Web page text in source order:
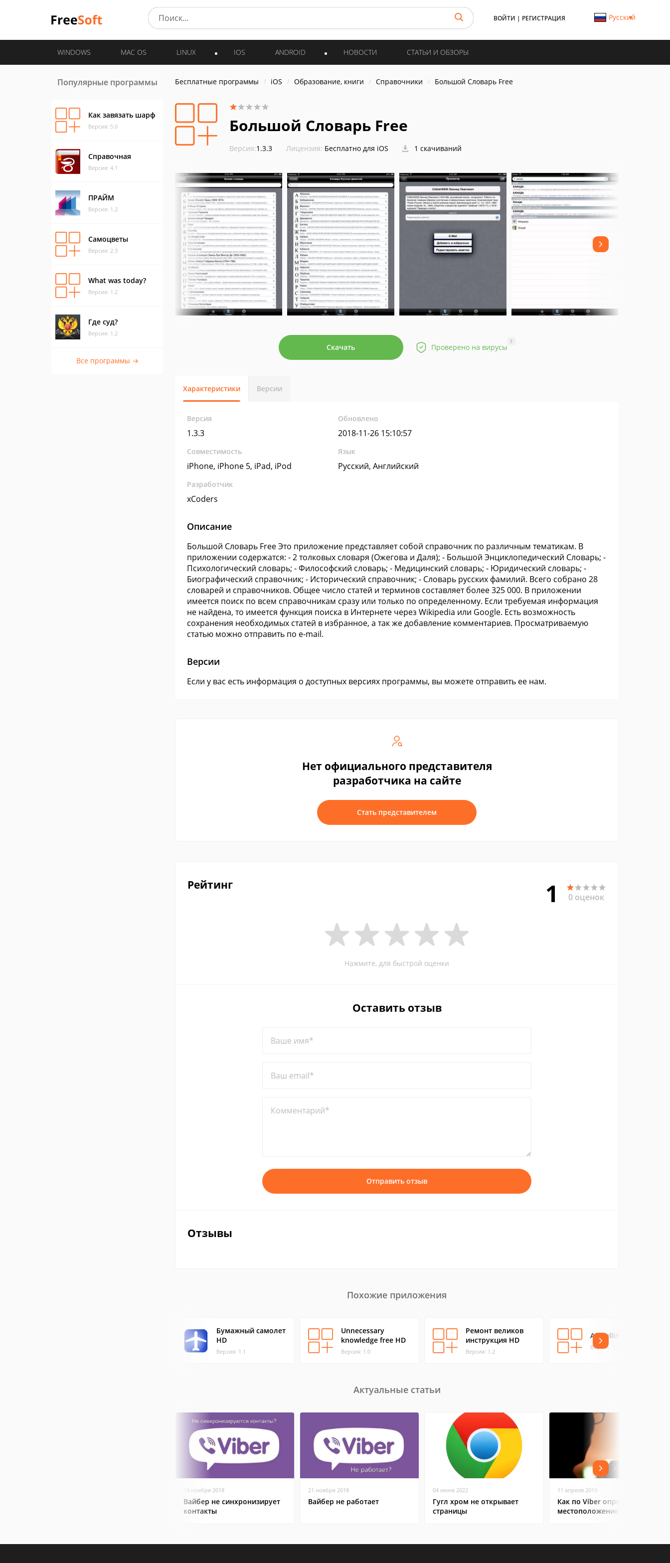
ВОЙТИ | РЕГИСТРАЦИЯ Русский
WINDOWS MAC OS LINUX IOS ANDROID НОВОСТИ СТАТЬИ И ОБЗОРЫ
Популярные программы
Как завязать шарф
Версия: 5.0
Справочная
Версия: 4.1
ПРАЙМ
Версия: 1.2
Самоцветы
Версия: 2.3
What was today?
Версия: 1.2
Где суд?
Версия: 1.2
Все программы →
Бесплатные программы iOS Образование, книги Справочники Большой Словарь Free
Большой Словарь Free
Версия:1.3.3 Лицензия: Бесплатно для iOS 1 скачиваний
Скачать Проверено на вирусы
?
Характеристики Версии
Версия
1.3.3
Обновлено
2018-11-26 15:10:57
Совместимость
iPhone, iPhone 5, iPad, iPod
Язык
Русский, Английский
Разработчик
xCoders
Описание
Большой Словарь Free Это приложение представляет собой справочник по различным тематикам. В
приложении содержатся: - 2 толковых словаря (Ожегова и Даля); - Большой Энциклопедический Словарь; -
Психологический словарь; - Философский словарь; - Медицинский словарь; - Юридический словарь; -
Биографический справочник; - Исторический справочник; - Словарь русских фамилий. Всего собрано 28
словарей и справочников. Общее число статей и терминов составляет более 325 000. В приложении
имеется поиск по всем справочникам сразу или только по определенному. Если требуемая информация
не найдена, то имеется функция поиска в Интернете через Wikipedia или Google. Есть возможность
сохранения необходимых статей в избранное, а так же добавление комментариев. Просматриваемую
статью можно отправить по e-mail.
Версии
Если у вас есть информация о доступных версиях программы, вы можете отправить ее нам.
Нет официального представителя
разработчика на сайте
Стать представителем
Рейтинг 1 0 оценок
Нажмите, для быстрой оценки
Оставить отзыв
Ваше имя*
Ваш email*
Комментарий*
Отправить отзыв
Отзывы
Похожие приложения
Бумажный самолет
HD
Версия: 1.1
Unnecessary
knowledge free HD
Версия: 1.0
Ремонт великов
инструкция HD
Версия: 1.2
A+ Calling Codes
Версия: 1.0
Актуальные статьи
19 ноября 2018
Вайбер не синхронизирует
контакты
21 ноября 2018
Вайбер не работает
04 июня 2022
Гугл хром не открывает
страницы
11 апреля 2019
Как по Viber определить
местоположение человека